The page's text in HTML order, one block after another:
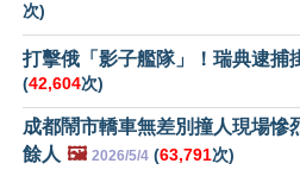
次)
打擊俄「影子艦隊」！瑞典逮捕
(42,604次)
成都鬧市轎車無差別撞人現場慘
餘人 🖼️ 2026/5/4 (63,791次)